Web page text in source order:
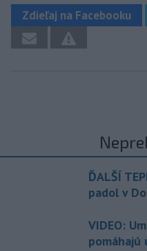
Zdieľaj na Facebooku
ĎALŠÍ
padol v
VIDEO:
pomáhajú